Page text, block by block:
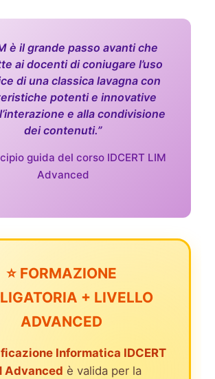
è il grande passo avanti che
ai docenti di coniugare l’uso
di una classica lavagna con
potenti e innovative
e alla condivisione
dei contenuti.”
guida del corso IDCERT LIM
Advanced
⭐ FORMAZIONE
+ LIVELLO
ADVANCED
Informatica IDCERT
Advanced è valida per la